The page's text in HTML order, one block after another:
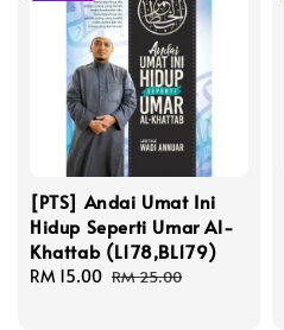
[PTS] Andai Umat Ini
Hidup Seperti Umar Al-
Khattab (L178,BL179)
Sale
RM 15.00 Regular
RM 25.00